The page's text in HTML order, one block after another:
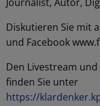
Diskutieren Sie mit
und Facebook
Den Livestream
finden Sie unter
https://